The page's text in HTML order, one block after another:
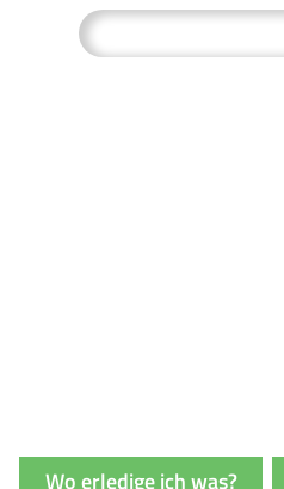
Wo erledige ich was?